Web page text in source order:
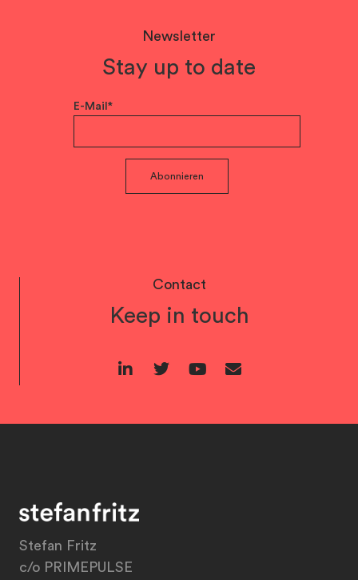
Newsletter
Stay up to date
E-Mail*
Abonnieren
Contact
Keep in touch
Stefan Fritz
c/o PRIMEPULSE